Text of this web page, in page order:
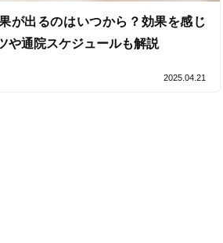
コロナ対応
チャットでの事前相談
が出るのはいつから？効果を感じ
や通院スケジュールも解説
2025.04.21